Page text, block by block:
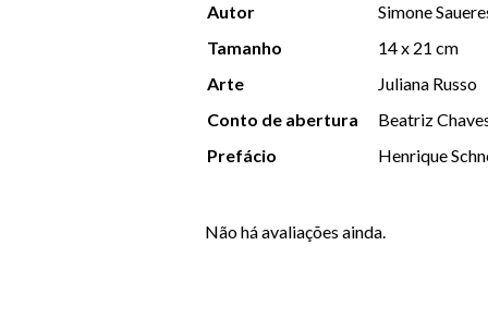
Autor
Simone
Tamanho
14 x 21 cm
Arte
Juliana Russo
Conto de abertura
Beatriz
Prefácio
Henrique
Não há avaliações ainda.